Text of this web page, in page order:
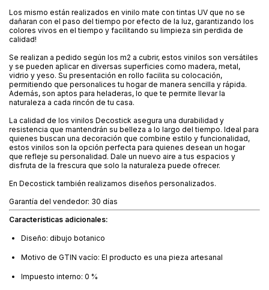
Los mismo están realizados en vinilo mate con tintas UV que no se
dañaran con el paso del tiempo por efecto de la luz, garantizando los
colores vivos en el tiempo y facilitando su limpieza sin perdida de
calidad!
Se realizan a pedido según los m2 a cubrir, estos vinilos son versátiles
y se pueden aplicar en diversas superficies como madera, metal,
vidrio y yeso. Su presentación en rollo facilita su colocación,
permitiendo que personalices tu hogar de manera sencilla y rápida.
Además, son aptos para heladeras, lo que te permite llevar la
naturaleza a cada rincón de tu casa.
La calidad de los vinilos Decostick asegura una durabilidad y
resistencia que mantendrán su belleza a lo largo del tiempo. Ideal para
quienes buscan una decoración que combine estilo y funcionalidad,
estos vinilos son la opción perfecta para quienes desean un hogar
que refleje su personalidad. Dale un nuevo aire a tus espacios y
disfruta de la frescura que solo la naturaleza puede ofrecer.
En Decostick también realizamos diseños personalizados.
Garantía del vendedor: 30 días
Características adicionales:
Diseño: dibujo botanico
Motivo de GTIN vacío: El producto es una pieza artesanal
Impuesto interno: 0 %